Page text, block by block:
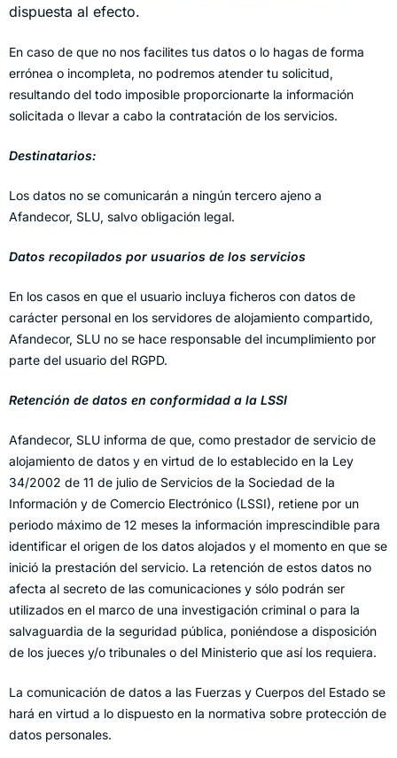
dispuesta al efecto.
En caso de que no nos facilites tus datos o lo hagas de forma
errónea o incompleta, no podremos atender tu solicitud,
resultando del todo imposible proporcionarte la información
solicitada o llevar a cabo la contratación de los servicios.
Destinatarios:
Los datos no se comunicarán a ningún tercero ajeno a
Afandecor, SLU, salvo obligación legal.
Datos recopilados por usuarios de los servicios
En los casos en que el usuario incluya ficheros con datos de
carácter personal en los servidores de alojamiento compartido,
Afandecor, SLU no se hace responsable del incumplimiento por
parte del usuario del RGPD.
Retención de datos en conformidad a la LSSI
Afandecor, SLU informa de que, como prestador de servicio de
alojamiento de datos y en virtud de lo establecido en la Ley
34/2002 de 11 de julio de Servicios de la Sociedad de la
Información y de Comercio Electrónico (LSSI), retiene por un
periodo máximo de 12 meses la información imprescindible para
identificar el origen de los datos alojados y el momento en que se
inició la prestación del servicio. La retención de estos datos no
afecta al secreto de las comunicaciones y sólo podrán ser
utilizados en el marco de una investigación criminal o para la
salvaguardia de la seguridad pública, poniéndose a disposición
de los jueces y/o tribunales o del Ministerio que así los requiera.
La comunicación de datos a las Fuerzas y Cuerpos del Estado se
hará en virtud a lo dispuesto en la normativa sobre protección de
datos personales.